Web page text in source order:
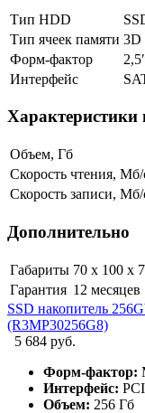
Тип HDD
Тип ячеек памяти 3D
Форм-фактор
Интерфейс
Характеристики
Объем, Гб
Скорость чтения, Мб/
Скорость записи, Мб/
Дополнительно
Габариты 70 х 100 х
Гарантия 12 месяцев
SSD накопитель
(R3MP30256G8)
5 684 руб.
Форм-фактор:
Интерфейс:
Объем: 256 Гб